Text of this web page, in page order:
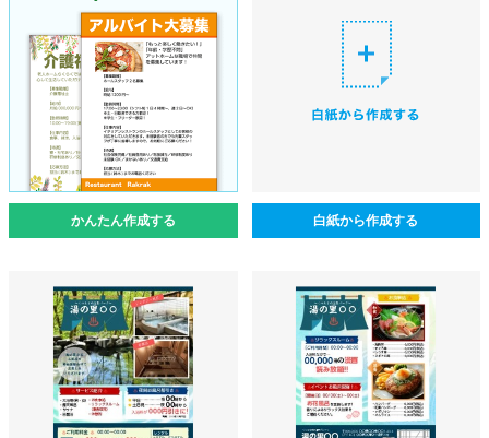
かんたん作成する 白紙から作成する